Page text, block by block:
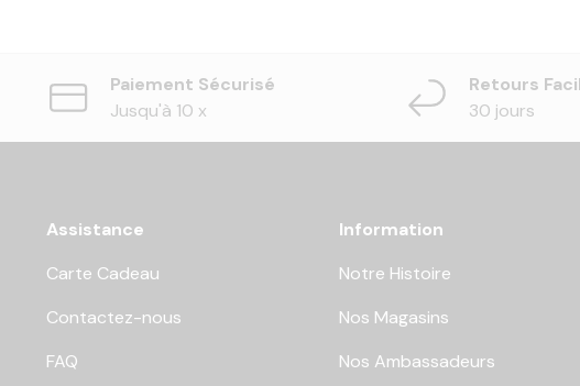
Paiement Sécurisé
Jusqu'à 10 x
Retours
30 jours
Assistance
Carte Cadeau
Contactez-nous
FAQ
Information
Notre Histoire
Nos Magasins
Nos Ambassadeurs